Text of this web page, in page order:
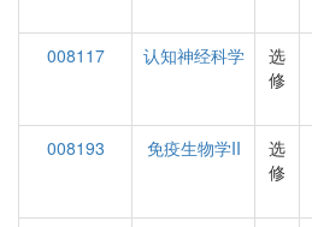
008117
认知神经科学
选
修
008193
免疫生物学II
选
修